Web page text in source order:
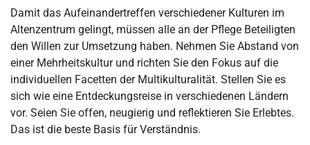
Damit das Aufeinandertreffen verschiedener Kulturen im
Altenzentrum gelingt, müssen alle an der Pflege Beteiligten
den Willen zur Umsetzung haben. Nehmen Sie Abstand von
einer Mehrheitskultur und richten Sie den Fokus auf die
individuellen Facetten der Multikulturalität. Stellen Sie es
sich wie eine Entdeckungsreise in verschiedenen Ländern
vor. Seien Sie offen, neugierig und reflektieren Sie Erlebtes.
Das ist die beste Basis für Verständnis.